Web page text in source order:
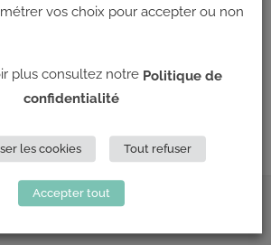
vos choix pour accepter ou non
plus consultez notre Politique de
confidentialité
les cookies Tout refuser
Accepter tout